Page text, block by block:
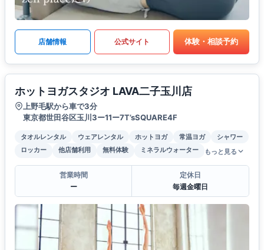
店舗情報 公式サイト 体験・相談予約
ホットヨガスタジオ LAVA二子玉川店
上野毛駅から車で3分
東京都世田谷区玉川3ー11ー7T’sSQUARE4F
タオルレンタル ウェアレンタル ホットヨガ 常温ヨガ
シャワー
ロッカー
他店舗利用 無料体験 ミネラルウォーター もっと見る
営業時間
ー
定休日
毎週金曜日